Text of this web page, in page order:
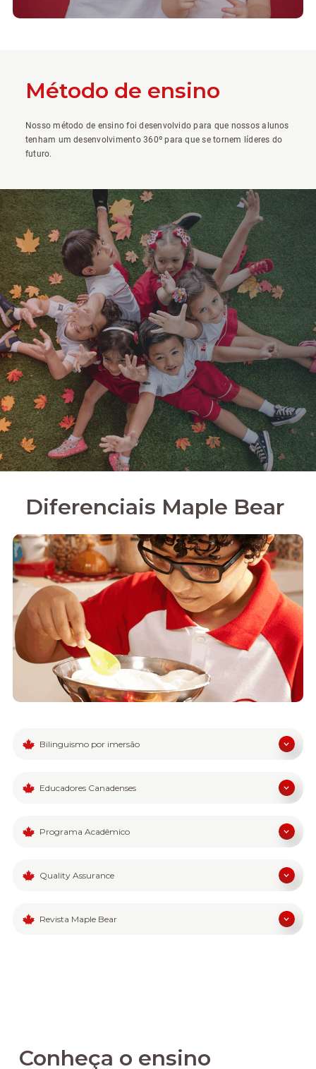
Método de ensino
Nosso método de ensino foi desenvolvido para que nossos alunos
tenham um desenvolvimento 360º para que se tornem líderes do
futuro.
Diferenciais Maple Bear
Bilinguismo por imersão
Educadores Canadenses
Programa Acadêmico
Quality Assurance
Revista Maple Bear
Conheça o ensino